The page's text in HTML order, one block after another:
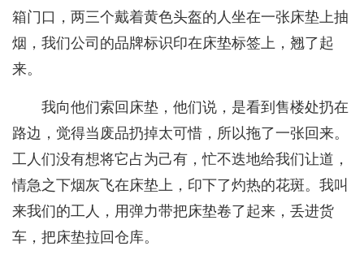
箱门口，两三个戴着黄色头盔的人坐在一张床垫上抽
烟，我们公司的品牌标识印在床垫标签上，翘了起
来。
我向他们索回床垫，他们说，是看到售楼处扔在
路边，觉得当废品扔掉太可惜，所以拖了一张回来。
工人们没有想将它占为己有，忙不迭地给我们让道，
情急之下烟灰飞在床垫上，印下了灼热的花斑。我叫
来我们的工人，用弹力带把床垫卷了起来，丢进货
车，把床垫拉回仓库。